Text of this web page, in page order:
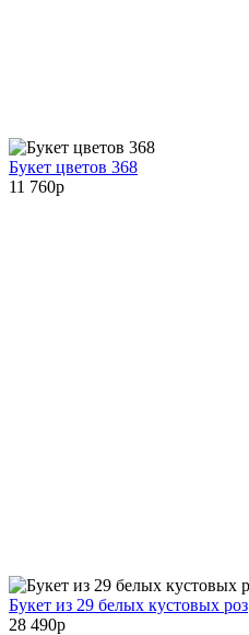
Букет цветов 368
11 760p
Букет из 29 белых кустовых роз
28 490p